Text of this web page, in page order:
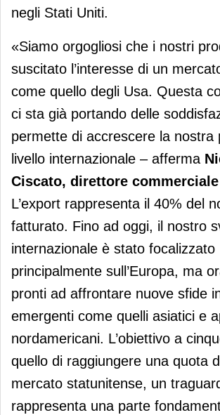
negli Stati Uniti.
«Siamo orgogliosi che i nostri
suscitato l’interesse di un
come quello degli Usa. Questa
ci sta già portando delle
permette di accrescere la nostra
livello internazionale – afferma
Ciscato, direttore
L’export rappresenta il 40% del
fatturato. Fino ad oggi, il nostro
internazionale è stato focalizzato
principalmente sull’Europa, ma
pronti ad affrontare nuove sfide
emergenti come quelli asiatici e
nordamericani. L’obiettivo a
quello di raggiungere una quota
mercato statunitense, un
rappresenta una parte